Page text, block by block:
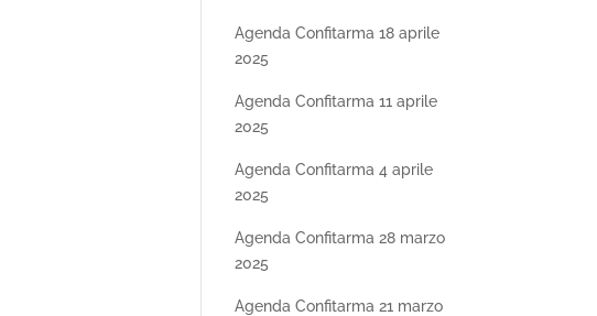
Agenda Confitarma 18 aprile
2025
Agenda Confitarma 11 aprile
2025
Agenda Confitarma 4 aprile
2025
Agenda Confitarma 28 marzo
2025
Agenda Confitarma 21 marzo